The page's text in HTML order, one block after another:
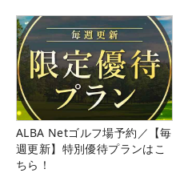
ALBA Netゴルフ場予約／【毎
週更新】特別優待プランはこ
ちら！